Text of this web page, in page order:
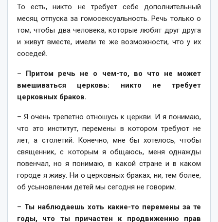
То есть, никто не требует себе дополнительный
месяц отпуска за гомосексуальность. Речь только о
том, чтобы два человека, которые любят друг друга
и живут вместе, имели те же возможности, что у их
соседей.
– Притом речь не о чем-то, во что не может
вмешиваться церковь: никто не требует
церковных браков.
– Я очень трепетно отношусь к церкви. И я понимаю,
что это институт, перемены в котором требуют не
лет, а столетий. Конечно, мне бы хотелось, чтобы
священник, с которым я общаюсь, меня однажды
повенчал, но я понимаю, в какой стране и в каком
городе я живу. Ни о церковных браках, ни, тем более,
об усыновлении детей мы сегодня не говорим.
– Ты наблюдаешь хоть какие-то перемены за те
годы, что ты причастен к продвижению прав